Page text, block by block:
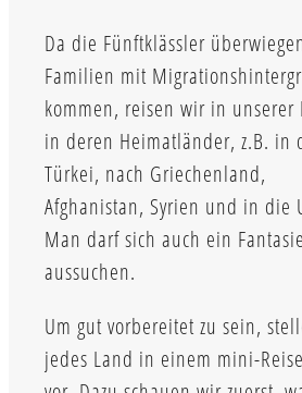
Da die Fünftklässler
Familien mit
kommen, reisen wir in unserer
in deren Heimatländer, z.B. in
Türkei, nach Griechenland,
Afghanistan, Syrien und in die
Man darf sich auch ein
aussuchen.
Um gut vorbereitet zu sein,
jedes Land in einem mini-